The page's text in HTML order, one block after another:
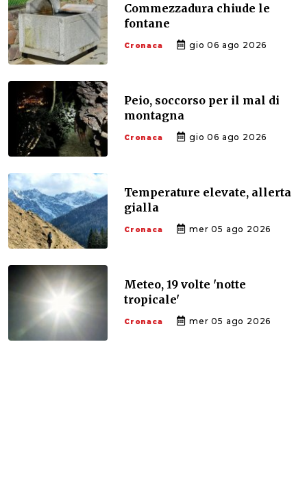
Commezzadura chiude le
fontane
Cronaca gio 06 ago 2026
Peio, soccorso per il mal di
montagna
Cronaca gio 06 ago 2026
Temperature elevate, allerta
gialla
Cronaca mer 05 ago 2026
Meteo, 19 volte 'notte
tropicale'
Cronaca mer 05 ago 2026